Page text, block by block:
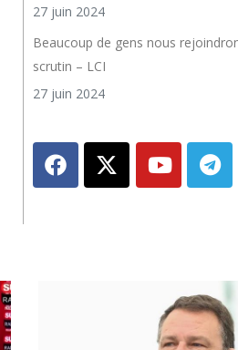
27 juin 2024
Beaucoup de gens nous
scrutin – LCI
27 juin 2024